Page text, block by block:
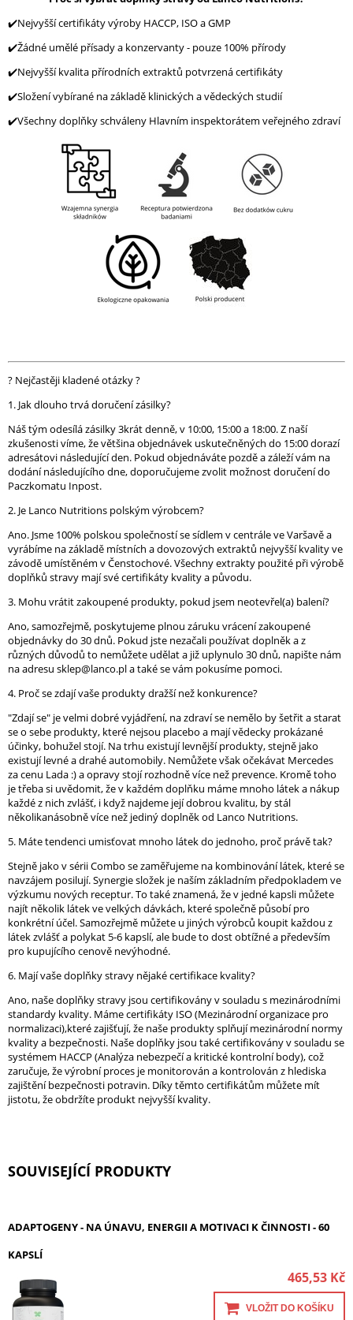
✔️Nejvyšší certifikáty výroby HACCP, ISO a GMP
✔️Žádné umělé přísady a konzervanty - pouze 100% přírody
✔️Nejvyšší kvalita přírodních extraktů potvrzená certifikáty
✔️Složení vybírané na základě klinických a vědeckých studií
✔️Všechny doplňky schváleny Hlavním inspektorátem veřejného zdraví
? Nejčastěji kladené otázky ?
1. Jak dlouho trvá doručení zásilky?
Náš tým odesílá zásilky 3krát denně, v 10:00, 15:00 a 18:00. Z naší
zkušenosti víme, že většina objednávek uskutečněných do 15:00 dorazí
adresátovi následující den. Pokud objednáváte pozdě a záleží vám na
dodání následujícího dne, doporučujeme zvolit možnost doručení do
Paczkomatu Inpost.
2. Je Lanco Nutritions polským výrobcem?
Ano. Jsme 100% polskou společností se sídlem v centrále ve Varšavě a
vyrábíme na základě místních a dovozových extraktů nejvyšší kvality ve
závodě umístěném v Čenstochové. Všechny extrakty použité při výrobě
doplňků stravy mají své certifikáty kvality a původu.
3. Mohu vrátit zakoupené produkty, pokud jsem neotevřel(a) balení?
Ano, samozřejmě, poskytujeme plnou záruku vrácení zakoupené
objednávky do 30 dnů. Pokud jste nezačali používat doplněk a z
různých důvodů to nemůžete udělat a již uplynulo 30 dnů, napište nám
na adresu sklep@lanco.pl a také se vám pokusíme pomoci.
4. Proč se zdají vaše produkty dražší než konkurence?
"Zdají se" je velmi dobré vyjádření, na zdraví se nemělo by šetřit a starat
se o sebe produkty, které nejsou placebo a mají vědecky prokázané
účinky, bohužel stojí. Na trhu existují levnější produkty, stejně jako
existují levné a drahé automobily. Nemůžete však očekávat Mercedes
za cenu Lada :) a opravy stojí rozhodně více než prevence. Kromě toho
je třeba si uvědomit, že v každém doplňku máme mnoho látek a nákup
každé z nich zvlášť, i když najdeme její dobrou kvalitu, by stál
několikanásobně více než jediný doplněk od Lanco Nutritions.
5. Máte tendenci umisťovat mnoho látek do jednoho, proč právě tak?
Stejně jako v sérii Combo se zaměřujeme na kombinování látek, které se
navzájem posilují. Synergie složek je naším základním předpokladem ve
výzkumu nových receptur. To také znamená, že v jedné kapsli můžete
najít několik látek ve velkých dávkách, které společně působí pro
konkrétní účel. Samozřejmě můžete u jiných výrobců koupit každou z
látek zvlášť a polykat 5-6 kapslí, ale bude to dost obtížné a především
pro kupujícího cenově nevýhodné.
6. Mají vaše doplňky stravy nějaké certifikace kvality?
Ano, naše doplňky stravy jsou certifikovány v souladu s mezinárodními
standardy kvality. Máme certifikáty ISO (Mezinárodní organizace pro
normalizaci),které zajišťují, že naše produkty splňují mezinárodní normy
kvality a bezpečnosti. Naše doplňky jsou také certifikovány v souladu se
systémem HACCP (Analýza nebezpečí a kritické kontrolní body), což
zaručuje, že výrobní proces je monitorován a kontrolován z hlediska
zajištění bezpečnosti potravin. Díky těmto certifikátům můžete mít
jistotu, že obdržíte produkt nejvyšší kvality.
SOUVISEJÍCÍ PRODUKTY
ADAPTOGENY - NA ÚNAVU, ENERGII A MOTIVACI K ČINNOSTI - 60
KAPSLÍ
465,53 Kč
VLOŽIT DO KOŠÍKU